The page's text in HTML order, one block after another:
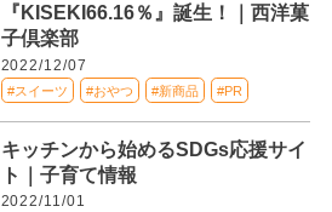
『KISEKI66.16％』誕生！｜西洋菓
子倶楽部
2022/12/07
#スイーツ #おやつ #新商品 #PR
キッチンから始めるSDGs応援サイ
ト｜子育て情報
2022/11/01